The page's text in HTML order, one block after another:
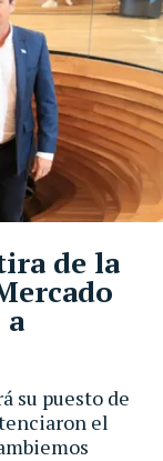
su puesto de
el
de la
a